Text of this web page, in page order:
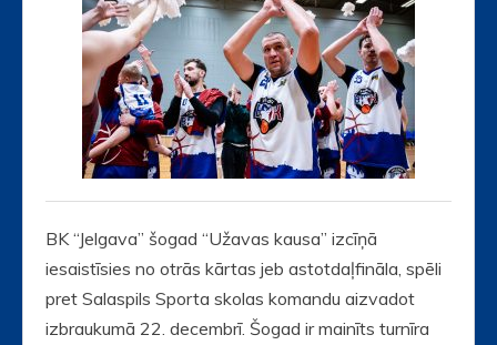
BK “Jelgava” šogad “Užavas kausa” izcīņā
iesaistīsies no otrās kārtas jeb astotdaļfināla, spēli
pret Salaspils Sporta skolas komandu aizvadot
izbraukumā 22. decembrī. Šogad ir mainīts turnīra